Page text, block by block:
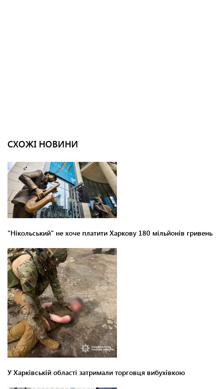
СХОЖІ НОВИНИ
"Нікольський" не хоче платити Харкову 180 мільйонів гривень
У Харківській області затримали торговця вибухівкою